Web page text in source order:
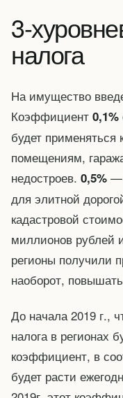
3-
налога
На имущество
Коэффициент 0,1%
будет
помещениям,
недостроев. 0,5% —
для элитной
кадастровой
миллионов рублей
регионы получили
наоборот,
До начала 2019 г.,
налога в регионах
коэффициент, в
будет расти